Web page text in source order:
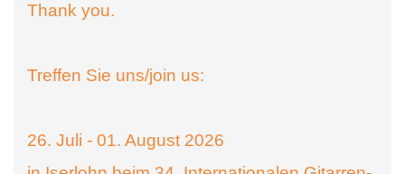
Thank you.
Treffen Sie uns/join us:
26. Juli - 01. August 2026